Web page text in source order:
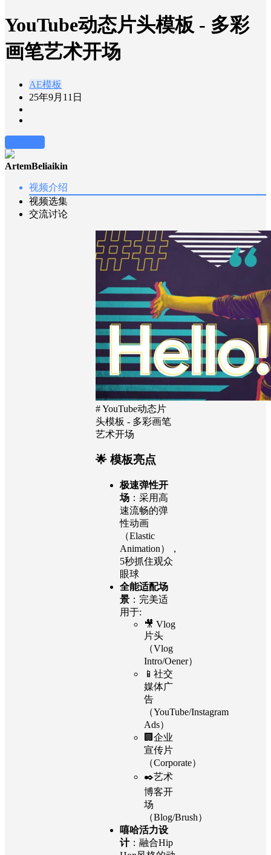
YouTube动态片头模板 - 多彩
画笔艺术开场
AE模板
25年9月11日
ArtemBeliaikin
视频介绍
视频选集
交流讨论
# YouTube动态片
头模板 - 多彩画笔
艺术开场
🌟 模板亮点
极速弹性开
场 ：采用高
速流畅的弹
性动画
（Elastic
Animation），
5秒抓住观众
眼球
全能适配场
景 ：完美适
用于:
🎥 Vlog
片头
（Vlog
Intro/Oener）
📱社交
媒体广
告
（YouTube/Instagram
Ads）
🏢企业
宣传片
（Corporate）
✒️艺术
博客开
场
（Blog/Brush）
嘻哈活力设
计：融合Hip